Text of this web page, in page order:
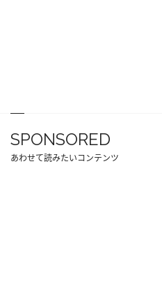
SPONSORED
あわせて読みたいコンテンツ